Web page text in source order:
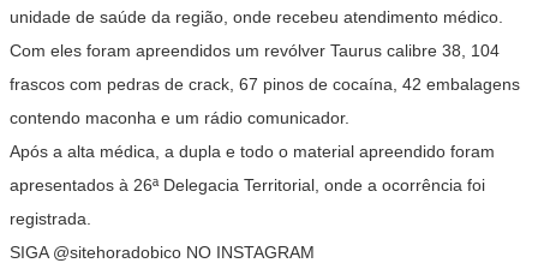
unidade de saúde da região, onde recebeu atendimento médico.
Com eles foram apreendidos um revólver Taurus calibre 38, 104
frascos com pedras de crack, 67 pinos de cocaína, 42 embalagens
contendo maconha e um rádio comunicador.
Após a alta médica, a dupla e todo o material apreendido foram
apresentados à 26ª Delegacia Territorial, onde a ocorrência foi
registrada.
SIGA @sitehoradobico NO INSTAGRAM